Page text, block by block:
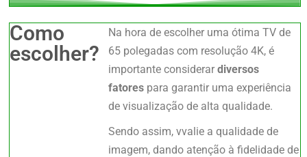
Como
escolher?
Na hora de escolher uma ótima TV de
65 polegadas com resolução 4K, é
importante considerardiversos
fatores para garantir uma experiência
de visualização de alta qualidade.
Sendo assim, vvalie a qualidade de
imagem, dando atenção à fidelidade de